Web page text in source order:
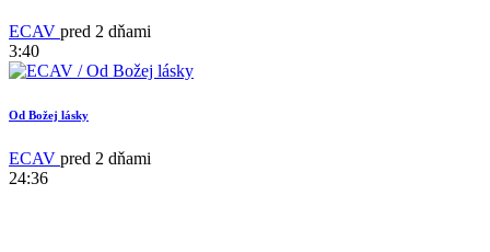
ECAV pred 2 dňami
3:40
Od Božej lásky
ECAV pred 2 dňami
24:36